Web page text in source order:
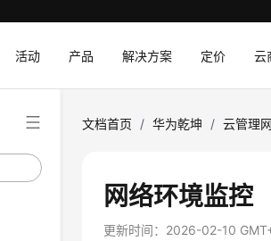
活动 产品 解决方案 定价 云
文档首页 / 华为乾坤 / 云管理
网络环境监控
更新时间： 2026-02-10